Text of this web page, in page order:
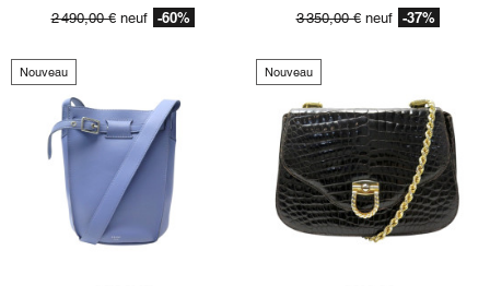
2 490,00 €neuf -60% 3 350,00 €neuf -37%
Nouveau Nouveau